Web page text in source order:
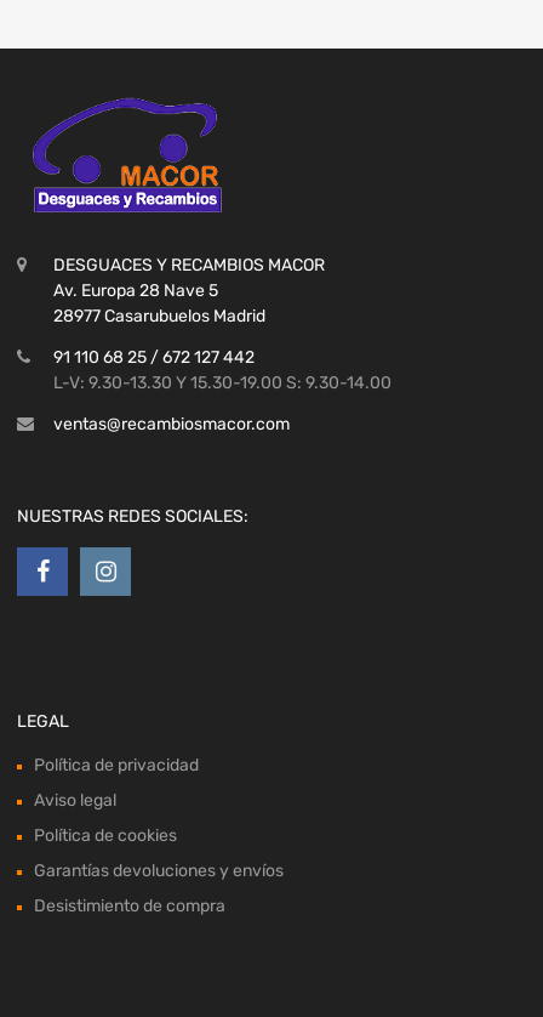
DESGUACES Y RECAMBIOS MACOR
Av. Europa 28 Nave 5
28977 Casarubuelos Madrid
91 110 68 25 / 672 127 442
L-V: 9.30-13.30 Y 15.30-19.00 S: 9.30-14.00
ventas@recambiosmacor.com
NUESTRAS REDES SOCIALES:
LEGAL
Política de privacidad
Aviso legal
Política de cookies
Garantías devoluciones y envíos
Desistimiento de compra